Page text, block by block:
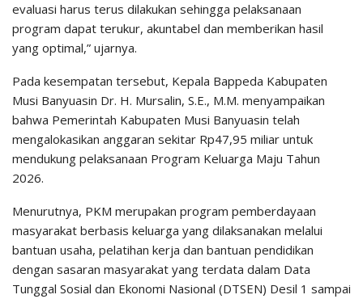
evaluasi harus terus dilakukan sehingga pelaksanaan
program dapat terukur, akuntabel dan memberikan hasil
yang optimal,” ujarnya.
Pada kesempatan tersebut, Kepala Bappeda Kabupaten
Musi Banyuasin Dr. H. Mursalin, S.E., M.M. menyampaikan
bahwa Pemerintah Kabupaten Musi Banyuasin telah
mengalokasikan anggaran sekitar Rp47,95 miliar untuk
mendukung pelaksanaan Program Keluarga Maju Tahun
2026.
Menurutnya, PKM merupakan program pemberdayaan
masyarakat berbasis keluarga yang dilaksanakan melalui
bantuan usaha, pelatihan kerja dan bantuan pendidikan
dengan sasaran masyarakat yang terdata dalam Data
Tunggal Sosial dan Ekonomi Nasional (DTSEN) Desil 1 sampai